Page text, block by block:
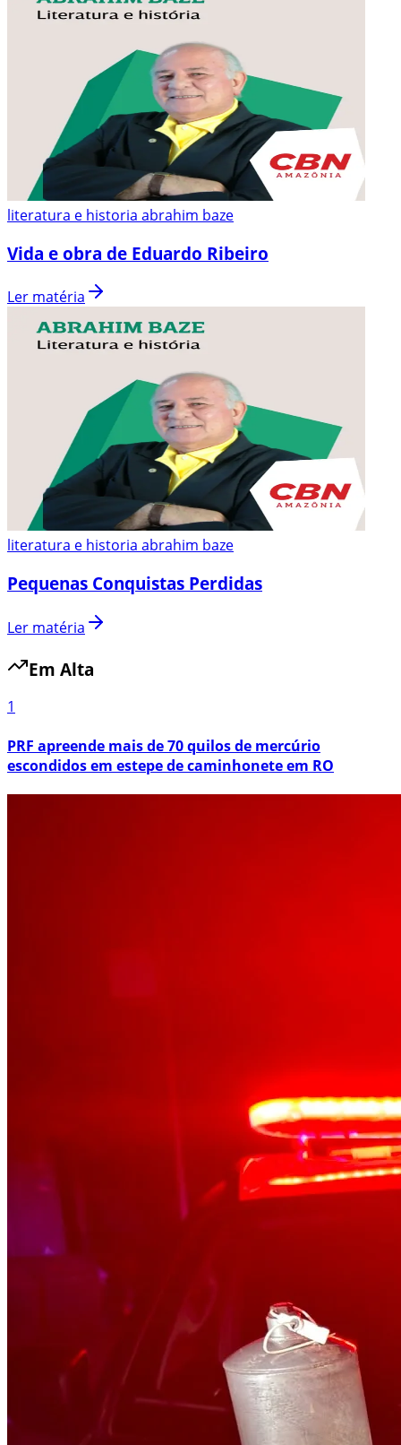
literatura e historia abrahim baze
Vida e obra de Eduardo Ribeiro
Ler matéria
literatura e historia abrahim baze
Pequenas Conquistas Perdidas
Ler matéria
Em Alta
1
PRF apreende mais de 70 quilos de mercúrio
escondidos em estepe de caminhonete em RO